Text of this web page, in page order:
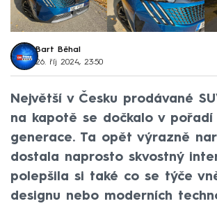
Bart Běhal
26. říj 2024, 23:50
Největší v Česku prodávané
na kapotě se dočkalo v
generace. Ta opět výrazně
dostala naprosto skvostný
polepšila si také co se týče
designu nebo moderních